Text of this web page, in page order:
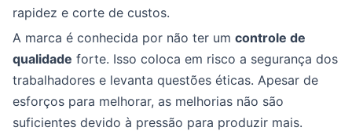
rapidez e corte de custos.
A marca é conhecida por não ter um controle de
qualidade forte. Isso coloca em risco a segurança dos
trabalhadores e levanta questões éticas. Apesar de
esforços para melhorar, as melhorias não são
suficientes devido à pressão para produzir mais.